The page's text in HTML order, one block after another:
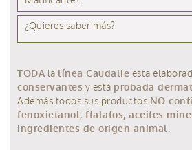
¿Quieres saber más?
TODA la línea Caudalie esta
conservantes y está probada
Además todos sus productos NO
fenoxietanol, ftalatos, aceites
ingredientes de origen animal.